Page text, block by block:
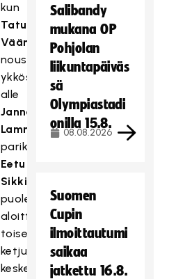
kun
Tatu
Väänänen
nousee
ykkösketjun
alle
Janne
Lammisen
pariksi.
Eetu
Sikkinen
puolestaan
aloittaa
toisen
ketjun
keskellä
Salibandy
mukana OP
Pohjolan
liikuntapäiväs
sä
Olympiastadi
onilla 15.8.
08.08.2026
Suomen
Cupin
ilmoittautumi
saikaa
jatkettu 16.8.